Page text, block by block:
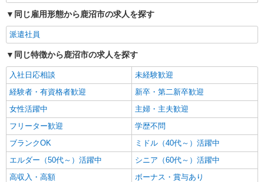
同じ雇用形態から鹿沼市の求人を探す
派遣社員
同じ特徴から鹿沼市の求人を探す
入社日応相談
未経験歓迎
経験者・有資格者歓迎
新卒・第二新卒歓迎
女性活躍中
主婦・主夫歓迎
フリーター歓迎
学歴不問
ブランクOK
ミドル（40代～）活躍中
エルダー（50代～）活躍中
シニア（60代～）活躍中
高収入・高額
ボーナス・賞与あり